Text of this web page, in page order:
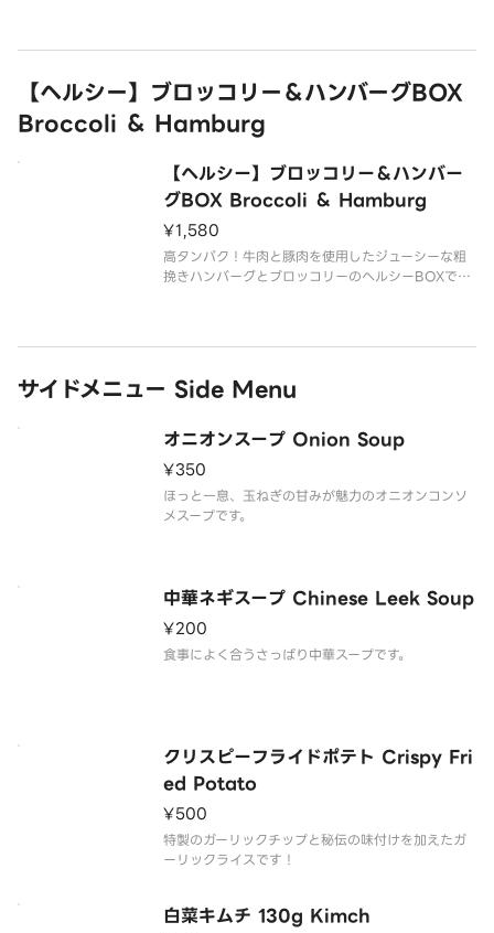
ライスは大盛無料でご用意しております。
【商品内容】
ダブル粗挽きハンバーグ
【ヘルシー】ブロッコリー＆ハンバーグBOX
Broccoli ＆ Hamburg
【ヘルシー】ブロッコリー＆ハンバー
グBOX Broccoli ＆ Hamburg
¥1,580
高タンパク！牛肉と豚肉を使用したジューシーな粗
挽きハンバーグとブロッコリーのヘルシーBOXで
粗挽きハンバーグ
添え野菜
選択ソース
サイドメニュー Side Menu
オニオンスープ Onion Soup
¥350
ほっと一息、玉ねぎの甘みが魅力のオニオンコンソ
メスープです。
中華ネギスープ Chinese Leek Soup
¥200
食事によく合うさっぱり中華スープです。
クリスピーフライドポテト Crispy Fri
ed Potato
¥500
特製のガーリックチップと秘伝の味付けを加えたガ
ーリックライスです！
白菜キムチ 130g Kimch